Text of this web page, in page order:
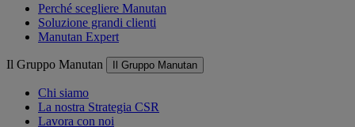
Perché scegliere Manutan
Soluzione grandi clienti
Manutan Expert
Il Gruppo Manutan Il Gruppo Manutan
Chi siamo
La nostra Strategia CSR
Lavora con noi